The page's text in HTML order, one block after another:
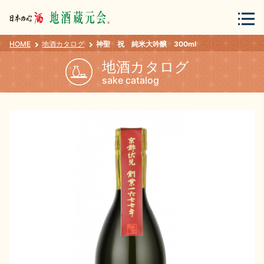
会員登録 ログイン
地酒カタログ
HOME 地酒カタログ 神聖 祝 純米大吟醸 300ml
地酒カタログ
sake catalog